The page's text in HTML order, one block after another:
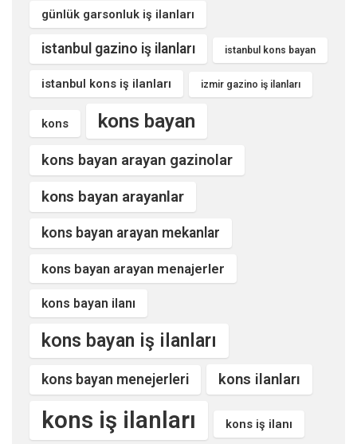
günlük garsonluk iş ilanları
istanbul gazino iş ilanları istanbul kons bayan
istanbul kons iş ilanları izmir gazino iş ilanları
kons kons bayan
kons bayan arayan gazinolar
kons bayan arayanlar
kons bayan arayan mekanlar
kons bayan arayan menajerler
kons bayan ilanı
kons bayan iş ilanları
kons bayan menejerleri kons ilanları
kons iş ilanları kons iş ilanı